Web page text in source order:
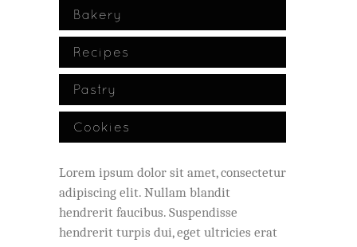
Bakery
Recipes
Pastry
Cookies
Lorem ipsum dolor sit amet, consectetur
adipiscing elit. Nullam blandit
hendrerit faucibus. Suspendisse
hendrerit turpis dui, eget ultricies erat